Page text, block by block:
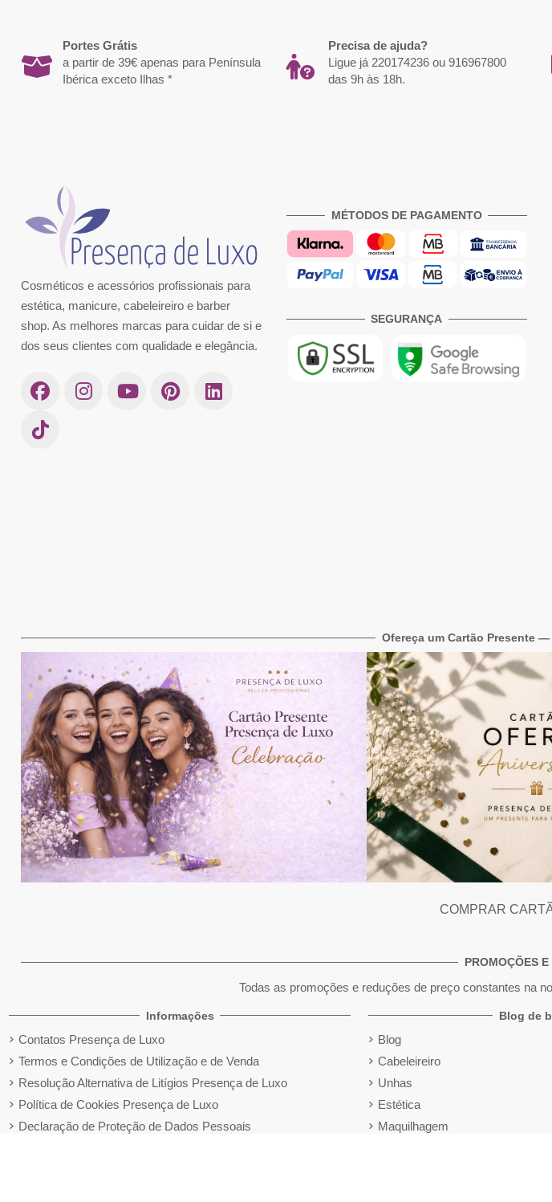
Portes Grátis
a partir de 39€ apenas para Península
Ibérica exceto Ilhas *
Precisa de ajuda?
Ligue já 220174236 ou 916967800
das 9h às 18h.
Cosméticos e acessórios profissionais para
estética, manicure, cabeleireiro e barber
shop. As melhores marcas para cuidar de si e
dos seus clientes com qualidade e elegância.
MÉTODOS DE PAGAMENTO
SEGURANÇA
Ofereça um Cartão Presente
COMPRAR
PROMOÇÕES
Todas as promoções e reduções de preço constantes na
Informações
Contatos Presença de Luxo
Termos e Condições de Utilização e de Venda
Resolução Alternativa de Litígios Presença de Luxo
Política de Cookies Presença de Luxo
Declaração de Proteção de Dados Pessoais
Blog de
Blog
Cabeleireiro
Unhas
Estética
Maquilhagem